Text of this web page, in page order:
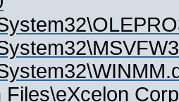
Files\eXcelon